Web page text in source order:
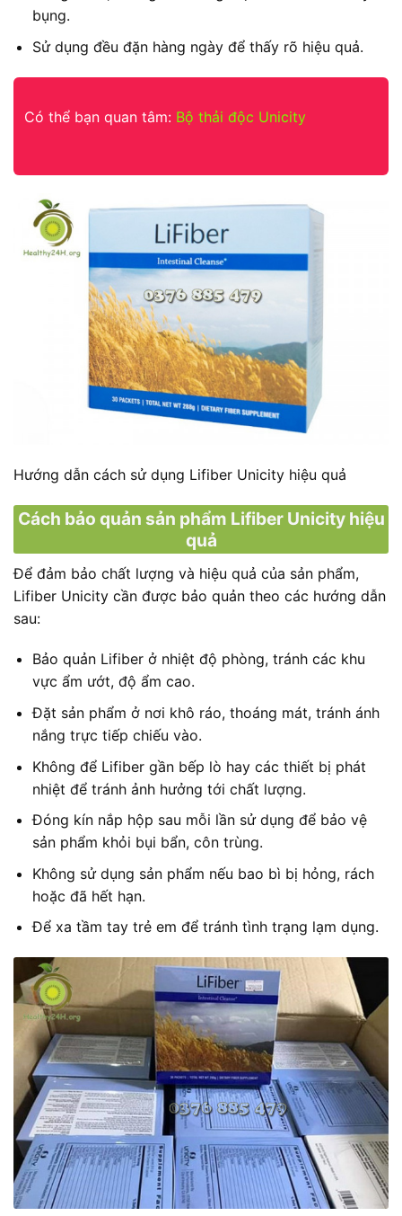
bụng.
Sử dụng đều đặn hàng ngày để thấy rõ hiệu quả.
Có thể bạn quan tâm: Bộ thải độc Unicity
Hướng dẫn cách sử dụng Lifiber Unicity hiệu quả
Cách bảo quản sản phẩm Lifiber Unicity hiệu
quả
Để đảm bảo chất lượng và hiệu quả của sản phẩm,
Lifiber Unicity cần được bảo quản theo các hướng dẫn
sau:
Bảo quản Lifiber ở nhiệt độ phòng, tránh các khu
vực ẩm ướt, độ ẩm cao.
Đặt sản phẩm ở nơi khô ráo, thoáng mát, tránh ánh
nắng trực tiếp chiếu vào.
Không để Lifiber gần bếp lò hay các thiết bị phát
nhiệt để tránh ảnh hưởng tới chất lượng.
Đóng kín nắp hộp sau mỗi lần sử dụng để bảo vệ
sản phẩm khỏi bụi bẩn, côn trùng.
Không sử dụng sản phẩm nếu bao bì bị hỏng, rách
hoặc đã hết hạn.
Để xa tầm tay trẻ em để tránh tình trạng lạm dụng.